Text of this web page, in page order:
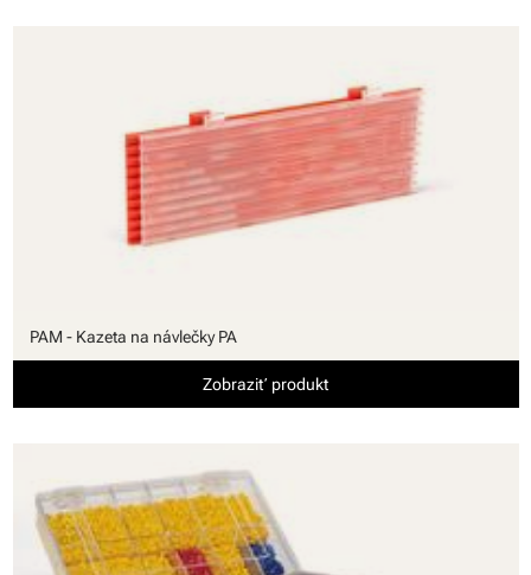
PAM - Kazeta na návlečky PA
Zobraziť produkt